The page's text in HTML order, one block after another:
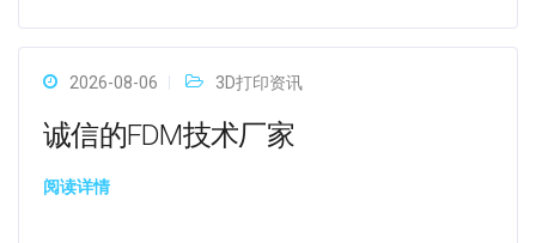
2026-08-06 3D打印资讯
诚信的FDM技术厂家
阅读详情